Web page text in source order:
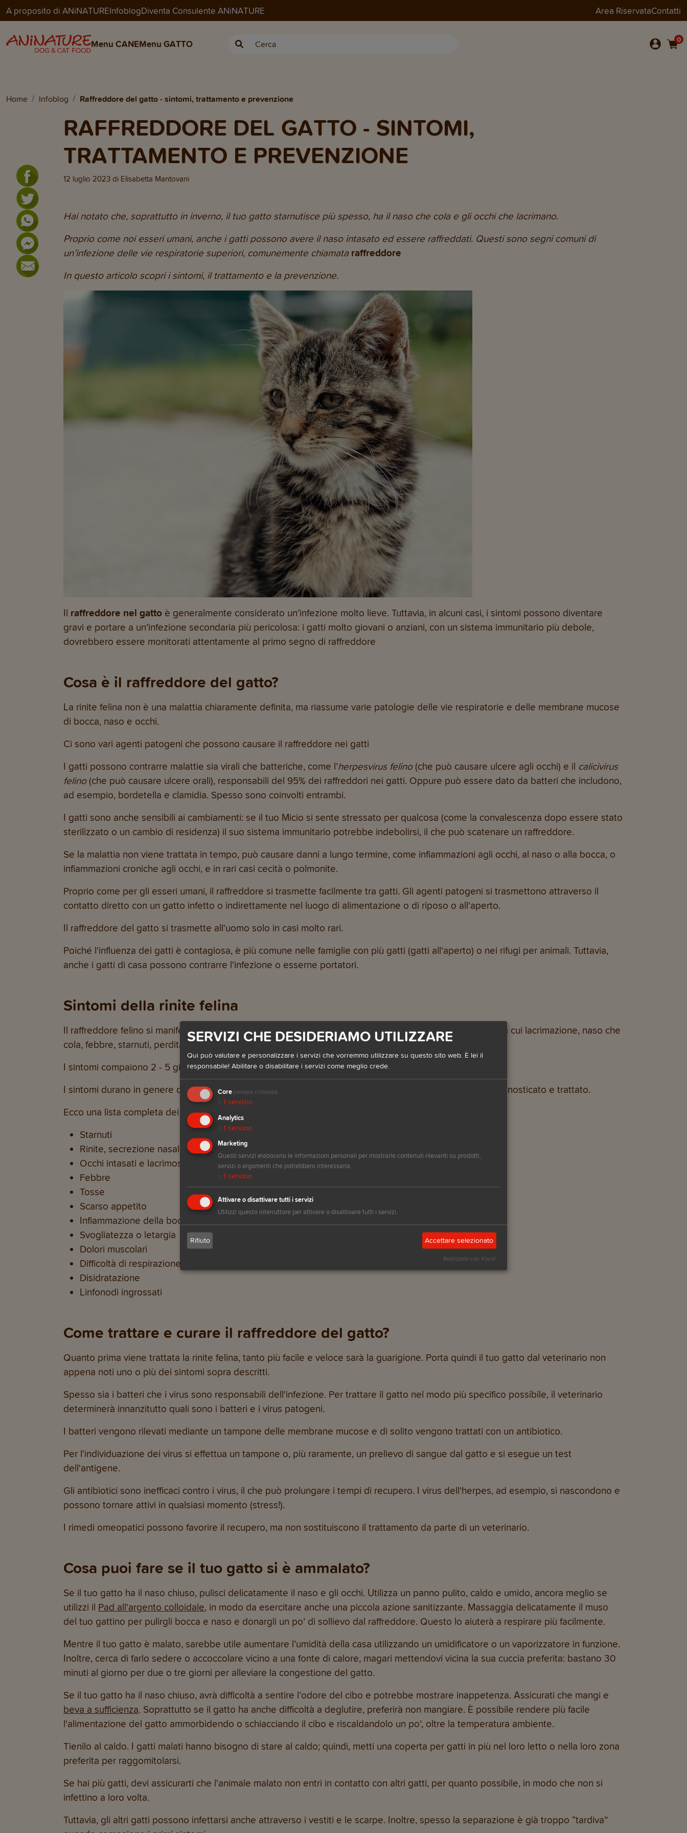
A proposito di ANiNATUREInfoblogDiventa Consulente ANiNATURE Area RiservataContatti
Menu CANEMenu GATTO 0
Home Infoblog Raffreddore del gatto - sintomi, trattamento e prevenzione
RAFFREDDORE DEL GATTO - SINTOMI,
TRATTAMENTO E PREVENZIONE
12 luglio 2023 di Elisabetta Mantovani
Hai notato che, soprattutto in inverno, il tuo gatto starnutisce più spesso, ha il naso che cola e gli occhi che lacrimano.
Proprio come noi esseri umani, anche i gatti possono avere il naso intasato ed essere raffreddati. Questi sono segni comuni di
un’infezione delle vie respiratorie superiori, comunemente chiamata raffreddore
In questo articolo scopri i sintomi, il trattamento e la prevenzione.
Il raffreddore nel gatto è generalmente considerato un’infezione molto lieve. Tuttavia, in alcuni casi, i sintomi possono diventare
gravi e portare a un’infezione secondaria più pericolosa: i gatti molto giovani o anziani, con un sistema immunitario più debole,
dovrebbero essere monitorati attentamente al primo segno di raffreddore
Cosa è il raffreddore del gatto?
La rinite felina non è una malattia chiaramente definita, ma riassume varie patologie delle vie respiratorie e delle membrane mucose
di bocca, naso e occhi.
Ci sono vari agenti patogeni che possono causare il raffreddore nei gatti
I gatti possono contrarre malattie sia virali che batteriche, come l’herpesvirus felino(che può causare ulcere agli occhi) e il calicivirus
felino(che può causare ulcere orali), responsabili del 95% dei raffreddori nei gatti. Oppure può essere dato da batteri che includono,
ad esempio, bordetella e clamidia. Spesso sono coinvolti entrambi.
I gatti sono anche sensibili ai cambiamenti: se il tuo Micio si sente stressato per qualcosa (come la convalescenza dopo essere stato
sterilizzato o un cambio di residenza) il suo sistema immunitario potrebbe indebolirsi, il che può scatenare un raffreddore.
Se la malattia non viene trattata in tempo, può causare danni a lungo termine, come infiammazioni agli occhi, al naso o alla bocca, o
infiammazioni croniche agli occhi, e in rari casi cecità o polmonite.
Proprio come per gli esseri umani, il raffreddore si trasmette facilmente tra gatti. Gli agenti patogeni si trasmettono attraverso il
contatto diretto con un gatto infetto o indirettamente nel luogo di alimentazione o di riposo o all'aperto.
Il raffreddore del gatto si trasmette all'uomo solo in casi molto rari.
Poiché l'influenza dei gatti è contagiosa, è più comune nelle famiglie con più gatti (gatti all'aperto) o nei rifugi per animali. Tuttavia,
anche i gatti di casa possono contrarre l'infezione o esserne portatori.
Sintomi della rinite felina
Il raffreddore felino si manifesta approssimativamente con gli stessi sintomi con cui colpisce noi umani, tra cui lacrimazione, naso che
cola, febbre, starnuti, perdita di appetito e una sensazione di letargia
I sintomi compaiono 2 - 5 giorni dopo la trasmissione. Gli starnuti frequenti sono spesso il primo sintomo.
I sintomi durano in genere da1 alle 4 settimane, a seconda della rapidità con cui il raffreddore viene diagnosticato e trattato.
Ecco una lista completa dei sintomi del raffreddore del gatto:
Starnuti
Rinite, secrezione nasale e infiammazione della mucosa nasale
Occhi intasati e lacrimosi, congiuntivite, difetti corneali
Febbre
Tosse
Scarso appetito
Infiammazione della bocca, ulcere sulla o sotto la lingua
Svogliatezza o letargia
Dolori muscolari
Difficoltà di respirazione
Disidratazione
Linfonodi ingrossati
Come trattare e curare il raffreddore del gatto?
Quanto prima viene trattata la rinite felina, tanto più facile e veloce sarà la guarigione. Porta quindi il tuo gatto dal veterinario non
appena noti uno o più dei sintomi sopra descritti.
Spesso sia i batteri che i virus sono responsabili dell'infezione. Per trattare il gatto nel modo più specifico possibile, il veterinario
determinerà innanzitutto quali sono i batteri e i virus patogeni.
I batteri vengono rilevati mediante un tampone delle membrane mucose e di solito vengono trattati con un antibiotico.
Per l'individuazione dei virus si effettua un tampone o, più raramente, un prelievo di sangue dal gatto e si esegue un test
dell'antigene.
Gli antibiotici sono inefficaci contro i virus, il che può prolungare i tempi di recupero. I virus dell'herpes, ad esempio, si nascondono e
possono tornare attivi in qualsiasi momento (stress!).
I rimedi omeopatici possono favorire il recupero, ma non sostituiscono il trattamento da parte di un veterinario.
Cosa puoi fare se il tuo gatto si è ammalato?
Se il tuo gatto ha il naso chiuso, pulisci delicatamente il naso e gli occhi. Utilizza un panno pulito, caldo e umido, ancora meglio se
utilizzi il Pad all'argento colloidale, in modo da esercitare anche una piccola azione sanitizzante. Massaggia delicatamente il muso
del tuo gattino per pulirgli bocca e naso e donargli un po’ di sollievo dal raffreddore. Questo lo aiuterà a respirare più facilmente.
Mentre il tuo gatto è malato, sarebbe utile aumentare l’umidità della casa utilizzando un umidificatore o un vaporizzatore in funzione.
Inoltre, cerca di farlo sedere o accoccolare vicino a una fonte di calore, magari mettendovi vicina la sua cuccia preferita: bastano 30
minuti al giorno per due o tre giorni per alleviare la congestione del gatto.
Se il tuo gatto ha il naso chiuso, avrà difficoltà a sentire l’odore del cibo e potrebbe mostrare inappetenza. Assicurati che mangi e
beva a sufficienza. Soprattutto se il gatto ha anche difficoltà a deglutire, preferirà non mangiare. È possibile rendere più facile
l'alimentazione del gatto ammorbidendo o schiacciando il cibo e riscaldandolo un po’, oltre la temperatura ambiente.
Tienilo al caldo. I gatti malati hanno bisogno di stare al caldo; quindi, metti una coperta per gatti in più nel loro letto o nella loro zona
preferita per raggomitolarsi.
Se hai più gatti, devi assicurarti che l'animale malato non entri in contatto con altri gatti, per quanto possibile, in modo che non si
infettino a loro volta.
Tuttavia, gli altri gatti possono infettarsi anche attraverso i vestiti e le scarpe. Inoltre, spesso la separazione è già troppo “tardiva”
SERVIZI CHE DESIDERIAMO UTILIZZARE
Qui può valutare e personalizzare i servizi che vorremmo utilizzare su questo sito web. È lei il
responsabile! Abilitare o disabilitare i servizi come meglio crede.
Core (sempre richiesto)
↓ 1 servizio
Analytics
↓ 1 servizio
Marketing
Questi servizi elaborano le informazioni personali per mostrarle contenuti rilevanti su prodotti,
servizi o argomenti che potrebbero interessarla.
↓ 1 servizio
Attivare o disattivare tutti i servizi
Utilizzi questo interruttore per attivare o disattivare tutti i servizi.
Rifiuto Accettare selezionato
Realizzato con Klaro!